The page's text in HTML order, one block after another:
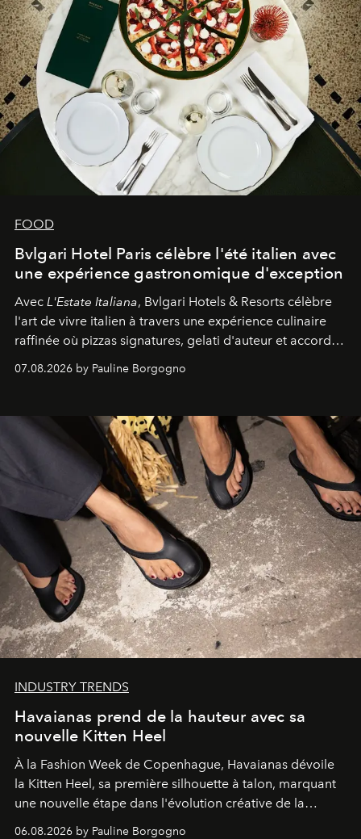
FOOD
Bvlgari Hotel Paris célèbre l'été italien avec
une expérience gastronomique d'exception
Avec L'Estate Italiana, Bvlgari Hotels & Resorts célèbre
l'art de vivre italien à travers une expérience culinaire
raffinée où pizzas signatures, gelati d'auteur et accords
07.08.2026 by Pauline Borgogno
INDUSTRY TRENDS
Havaianas prend de la hauteur avec sa
nouvelle Kitten Heel
À la Fashion Week de Copenhague, Havaianas dévoile
la Kitten Heel, sa première silhouette à talon, marquant
une nouvelle étape dans l'évolution créative de la
06.08.2026 by Pauline Borgogno